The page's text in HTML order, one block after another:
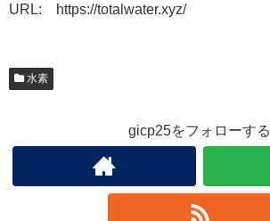
URL: https://totalwater.xyz/
水素
gicp25をフォローする